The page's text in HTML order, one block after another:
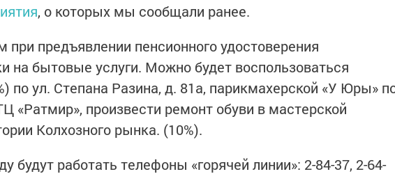
, о которых мы сообщали ранее.
при предъявлении пенсионного удостоверения
на бытовые услуги. Можно будет воспользоваться
по ул. Степана Разина, д. 81а, парикмахерской «У Юры»
«Ратмир», произвести ремонт обуви в мастерской
Колхозного рынка. (10%).
будут работать телефоны «горячей линии»: 2-84-37, 2-64-